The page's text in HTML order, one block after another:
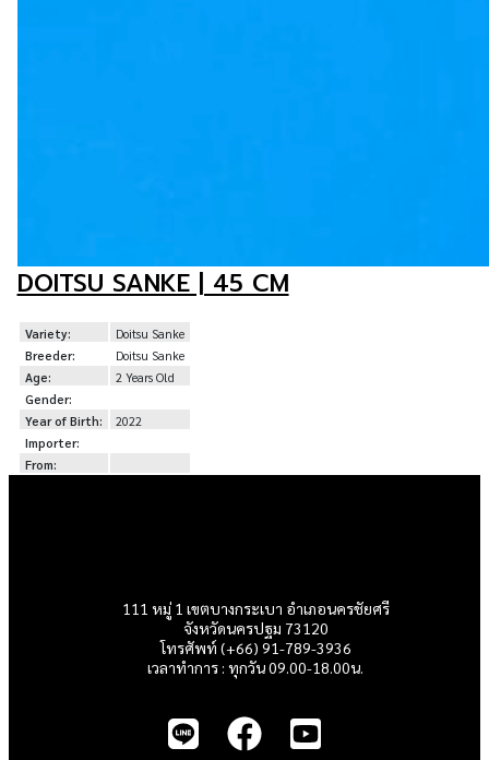
DOITSU SANKE | 45 CM
Variety:
Doitsu Sanke
Breeder:
Doitsu Sanke
Age:
2 Years Old
Gender:
Year of Birth:
2022
Importer:
From:
111 หมู่ 1 เขตบางกระเบา อำเภอนครชัยศรี
จังหวัดนครปฐม 73120
โทรศัพท์ (+66) 91-789-3936
เวลาทำการ : ทุกวัน 09.00-18.00น.